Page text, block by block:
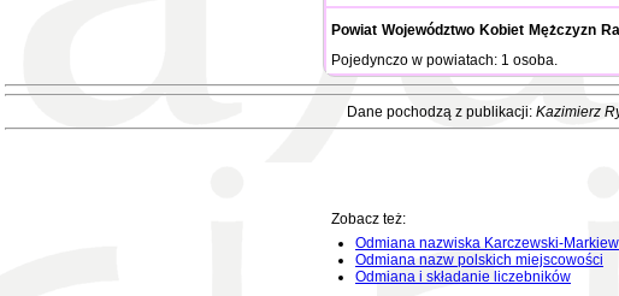
Powiat Województwo Kobiet Mężczyzn
Pojedynczo w powiatach: 1 osoba.
Dane pochodzą z publikacji: Kazimierz
Zobacz też:
Odmiana nazwiska Karczewski-
Odmiana nazw polskich miejscowości
Odmiana i składanie liczebników